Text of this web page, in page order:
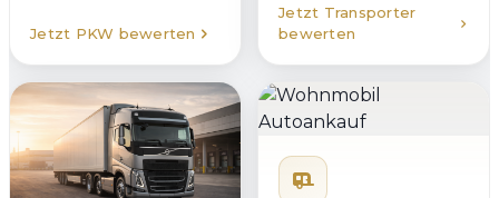
Jetzt PKW bewerten
Jetzt Transporter
bewerten